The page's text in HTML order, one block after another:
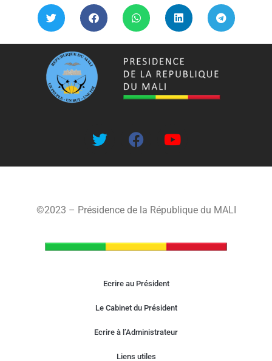
©2023 – Présidence de la République du MALI
Ecrire au Président
Le Cabinet du Président
Ecrire à l’Administrateur
Liens utiles